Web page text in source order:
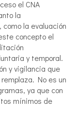
el CNA
la
la evaluación
concepto el
y temporal.
y vigilancia que
No es un
ya que con
mínimos de